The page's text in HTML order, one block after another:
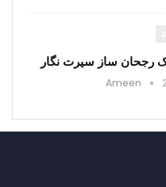
رجحان ساز سیرت نگار
Ameen